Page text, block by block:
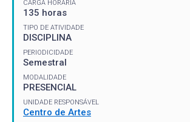
CARGA HORÁRIA
135 horas
TIPO DE ATIVIDADE
DISCIPLINA
PERIODICIDADE
Semestral
MODALIDADE
PRESENCIAL
UNIDADE RESPONSÁVEL
Centro de Artes